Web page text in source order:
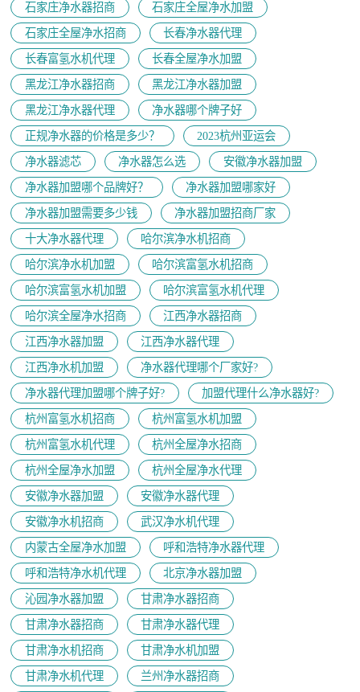
石家庄净水器招商
石家庄全屋净水加盟
石家庄全屋净水招商
长春净水器代理
长春富氢水机代理
长春全屋净水加盟
黑龙江净水器招商
黑龙江净水器加盟
黑龙江净水器代理
净水器哪个牌子好
正规净水器的价格是多少？
2023杭州亚运会
净水器滤芯
净水器怎么选
安徽净水器加盟
净水器加盟哪个品牌好？
净水器加盟哪家好
净水器加盟需要多少钱
净水器加盟招商厂家
十大净水器代理
哈尔滨净水机招商
哈尔滨净水机加盟
哈尔滨富氢水机招商
哈尔滨富氢水机加盟
哈尔滨富氢水机代理
哈尔滨全屋净水招商
江西净水器招商
江西净水器加盟
江西净水器代理
江西净水机加盟
净水器代理哪个厂家好?
净水器代理加盟哪个牌子好?
加盟代理什么净水器好?
杭州富氢水机招商
杭州富氢水机加盟
杭州富氢水机代理
杭州全屋净水招商
杭州全屋净水加盟
杭州全屋净水代理
安徽净水器加盟
安徽净水器代理
安徽净水机招商
武汉净水机代理
内蒙古全屋净水加盟
呼和浩特净水器代理
呼和浩特净水机代理
北京净水器加盟
沁园净水器加盟
甘肃净水器招商
甘肃净水器招商
甘肃净水器代理
甘肃净水机招商
甘肃净水机加盟
甘肃净水机代理
兰州净水器招商